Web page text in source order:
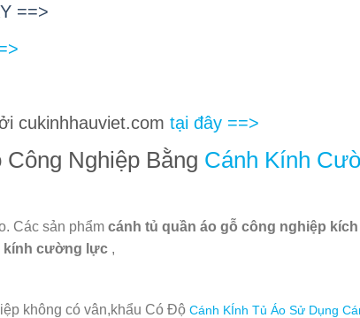
==>
cukinhhauviet.com tại đây ==>
Nghiệp Bằng Cánh Kính
Các sản phẩmcánh tủ quần áo gỗ công nghiệp
kính cường lực,
không có vân,khẩu Có ĐộCánh KÍnh Tủ Áo Sử Dụng